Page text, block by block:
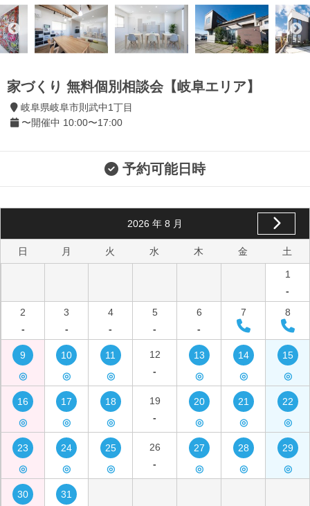
家づくり 無料個別相談会【岐阜エリア】
岐阜県岐阜市則武中1丁目
〜開催中 10:00〜17:00
予約可能日時
2026 年 8 月
日 月 火 水 木 金 土
1
-
2
-
3
-
4
-
5
-
6
-
7 8
9
◎
10
◎
11
◎
12
-
13
◎
14
◎
15
◎
16
◎
17
◎
18
◎
19
-
20
◎
21
◎
22
◎
23
◎
24
◎
25
◎
26
-
27
◎
28
◎
29
◎
30
31